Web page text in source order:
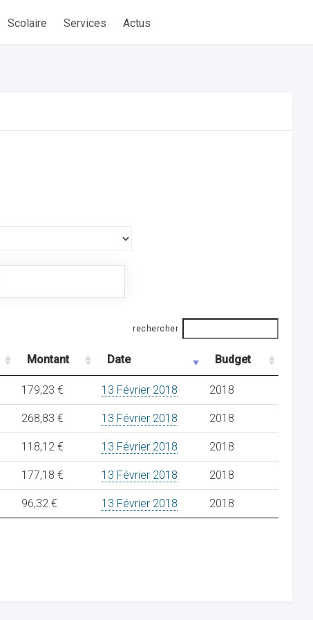
Scolaire Services Actus
rechercher
Montant Date Budget
179,23 € 13 Février 2018 2018
268,83 € 13 Février 2018 2018
118,12 € 13 Février 2018 2018
177,18 € 13 Février 2018 2018
96,32 € 13 Février 2018 2018